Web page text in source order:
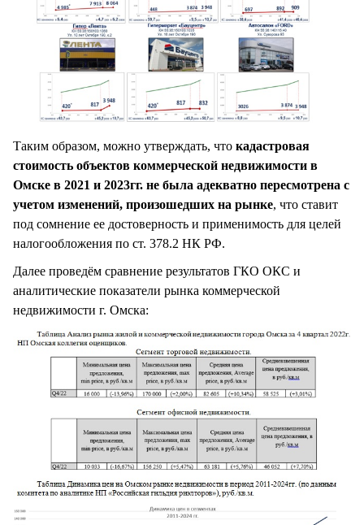
Таким образом, можно утверждать, что кадастровая
стоимость объектов коммерческой недвижимости в
Омске в 2021 и 2023гг. не была адекватно пересмотрена с
учетом изменений, произошедших на рынке, что ставит
под сомнение ее достоверность и применимость для целей
налогообложения по ст. 378.2 НК РФ.
Далее проведём сравнение результатов ГКО ОКС и
аналитические показатели рынка коммерческой
недвижимости г. Омска: